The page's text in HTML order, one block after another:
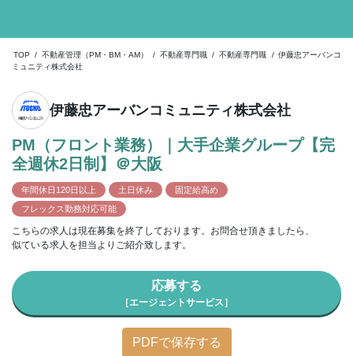
TOP / 不動産管理（PM・BM・AM） / 不動産専門職 / 不動産専門職 / 伊藤忠アーバンコ
ミュニティ株式会社
伊藤忠アーバンコミュニティ株式会社
PM（フロント業務）｜大手企業グループ【完
全週休2日制】＠大阪
年間休日120日以上 土日休み
固定給高め
フレックス勤務対応可能
こちらの求人は現在募集を終了しております。お問合せ頂きましたら、
似ている求人を担当よりご紹介致します。
応募する
［エージェントサービス］
PDFで保存する